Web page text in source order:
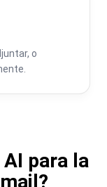
o
para la